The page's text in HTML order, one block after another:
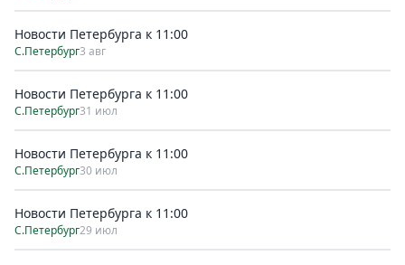
Новости Петербурга к 11:00
С.Петербург3 авг
Новости Петербурга к 11:00
С.Петербург31 июл
Новости Петербурга к 11:00
С.Петербург30 июл
Новости Петербурга к 11:00
С.Петербург29 июл